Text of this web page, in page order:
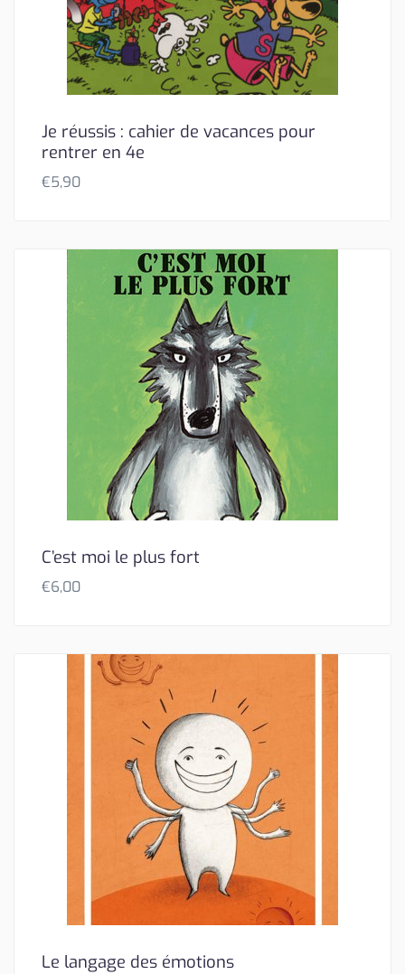
Je réussis : cahier de vacances pour
rentrer en 4e
€5,90
C’est moi le plus fort
€6,00
Le langage des émotions